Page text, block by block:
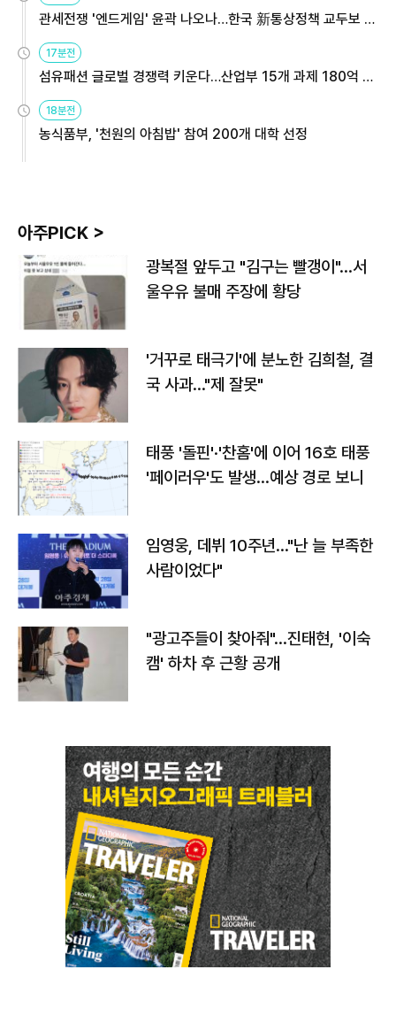
관세전쟁 '엔드게임' 윤곽 나오나…한국 新통상정책 교두보 활
용해야
17분전
섬유패션 글로벌 경쟁력 키운다…산업부 15개 과제 180억 지
원
18분전
농식품부, '천원의 아침밥' 참여 200개 대학 선정
아주PICK >
광복절 앞두고 "김구는 빨갱이"…서
울우유 불매 주장에 황당
'거꾸로 태극기'에 분노한 김희철, 결
국 사과…"제 잘못"
태풍 '돌핀'·'찬홈'에 이어 16호 태풍
'페이러우'도 발생…예상 경로 보니
임영웅, 데뷔 10주년…"난 늘 부족한
사람이었다"
"광고주들이 찾아줘"…진태현, '이숙
캠' 하차 후 근황 공개